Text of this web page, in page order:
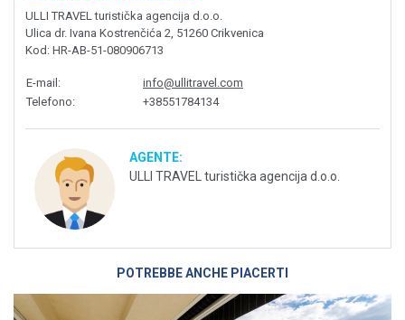
ULLI TRAVEL turistička agencija d.o.o.
Ulica dr. Ivana Kostrenčića 2, 51260 Crikvenica
Kod: HR-AB-51-080906713
E-mail:
info@ullitravel.com
Telefono: +38551784134
AGENTE:
ULLI TRAVEL turistička agencija d.o.o.
POTREBBE ANCHE PIACERTI